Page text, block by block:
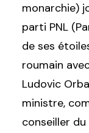
monarchie)
parti PNL
de ses
roumain
Ludovic
ministre,
conseiller